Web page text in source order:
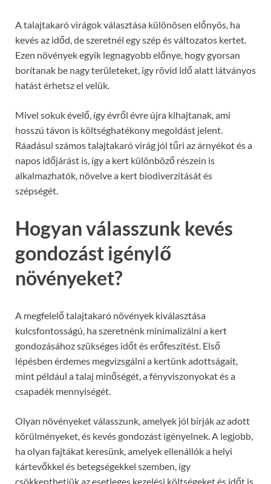
A talajtakaró virágok választása különösen előnyös, ha
kevés az időd, de szeretnél egy szép és változatos kertet.
Ezen növények egyik legnagyobb előnye, hogy gyorsan
borítanak be nagy területeket, így rövid idő alatt látványos
hatást érhetsz el velük.
Mivel sokuk évelő, így évről évre újra kihajtanak, ami
hosszú távon is költséghatékony megoldást jelent.
Ráadásul számos talajtakaró virág jól tűri az árnyékot és a
napos időjárást is, így a kert különböző részein is
alkalmazhatók, növelve a kert biodiverzitását és
szépségét.
Hogyan válasszunk kevés
gondozást igénylő
növényeket?
A megfelelő talajtakaró növények kiválasztása
kulcsfontosságú, ha szeretnénk minimalizálni a kert
gondozásához szükséges időt és erőfeszítést. Első
lépésben érdemes megvizsgálni a kertünk adottságait,
mint például a talaj minőségét, a fényviszonyokat és a
csapadék mennyiségét.
Olyan növényeket válasszunk, amelyek jól bírják az adott
körülményeket, és kevés gondozást igényelnek. A legjobb,
ha olyan fajtákat keresünk, amelyek ellenállók a helyi
kártevőkkel és betegségekkel szemben, így
csökkenthetjük az esetleges kezelési költségeket és időt is.